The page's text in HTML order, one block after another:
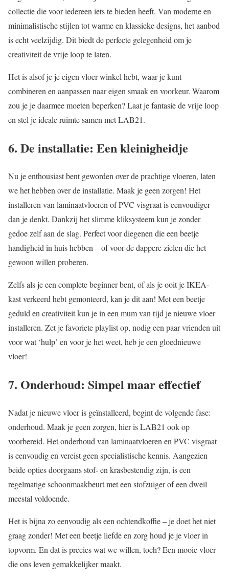
collectie die voor iedereen iets te bieden heeft. Van moderne en
minimalistische stijlen tot warme en klassieke designs, het aanbod
is echt veelzijdig. Dit biedt de perfecte gelegenheid om je
creativiteit de vrije loop te laten.
Het is alsof je je eigen vloer winkel hebt, waar je kunt
combineren en aanpassen naar eigen smaak en voorkeur. Waarom
zou je je daarmee moeten beperken? Laat je fantasie de vrije loop
en stel je ideale ruimte samen met LAB21.
6. De installatie: Een kleinigheidje
Nu je enthousiast bent geworden over de prachtige vloeren, laten
we het hebben over de installatie. Maak je geen zorgen! Het
installeren van laminaatvloeren of PVC visgraat is eenvoudiger
dan je denkt. Dankzij het slimme kliksysteem kun je zonder
gedoe zelf aan de slag. Perfect voor diegenen die een beetje
handigheid in huis hebben – of voor de dappere zielen die het
gewoon willen proberen.
Zelfs als je een complete beginner bent, of als je ooit je IKEA-
kast verkeerd hebt gemonteerd, kan je dit aan! Met een beetje
geduld en creativiteit kun je in een mum van tijd je nieuwe vloer
installeren. Zet je favoriete playlist op, nodig een paar vrienden uit
voor wat ‘hulp’ en voor je het weet, heb je een gloednieuwe
vloer!
7. Onderhoud: Simpel maar effectief
Nadat je nieuwe vloer is geïnstalleerd, begint de volgende fase:
onderhoud. Maak je geen zorgen, hier is LAB21 ook op
voorbereid. Het onderhoud van laminaatvloeren en PVC visgraat
is eenvoudig en vereist geen specialistische kennis. Aangezien
beide opties doorgaans stof- en krasbestendig zijn, is een
regelmatige schoonmaakbeurt met een stofzuiger of een dweil
meestal voldoende.
Het is bijna zo eenvoudig als een ochtendkoffie – je doet het niet
graag zonder! Met een beetje liefde en zorg houd je je vloer in
topvorm. En dat is precies wat we willen, toch? Een mooie vloer
die ons leven gemakkelijker maakt.